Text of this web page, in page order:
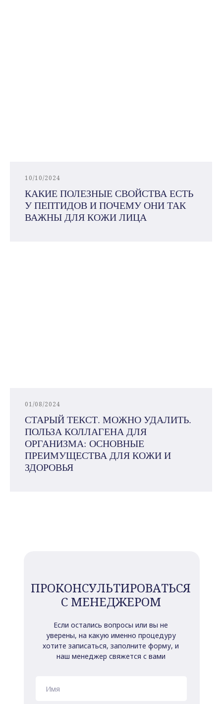
10/10/2024
КАКИЕ ПОЛЕЗНЫЕ СВОЙСТВА ЕСТЬ
У ПЕПТИДОВ И ПОЧЕМУ ОНИ ТАК
ВАЖНЫ ДЛЯ КОЖИ ЛИЦА
01/08/2024
СТАРЫЙ ТЕКСТ. МОЖНО УДАЛИТЬ.
ПОЛЬЗА КОЛЛАГЕНА ДЛЯ
ОРГАНИЗМА: ОСНОВНЫЕ
ПРЕИМУЩЕСТВА ДЛЯ КОЖИ И
ЗДОРОВЬЯ
ПРОКОНСУЛЬТИРОВАТЬСЯ
С МЕНЕДЖЕРОМ
Если остались вопросы или вы не
уверены, на какую именно процедуру
хотите записаться, заполните форму, и
наш менеджер свяжется с вами